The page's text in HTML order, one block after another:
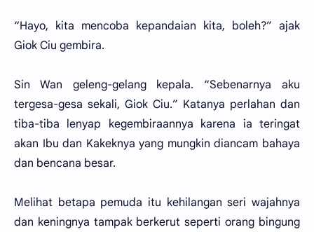
“Hayo, kita mencoba kepandaian kita, boleh?” ajak
Giok Ciu gembira.
Sin Wan geleng-gelang kepala. “Sebenarnya aku
tergesa-gesa sekali, Giok Ciu.” Katanya perlahan dan
tiba-tiba lenyap kegembiraannya karena ia teringat
akan Ibu dan Kakeknya yang mungkin diancam bahaya
dan bencana besar.
Melihat betapa pemuda itu kehilangan seri wajahnya
dan keningnya tampak berkerut seperti orang bingung